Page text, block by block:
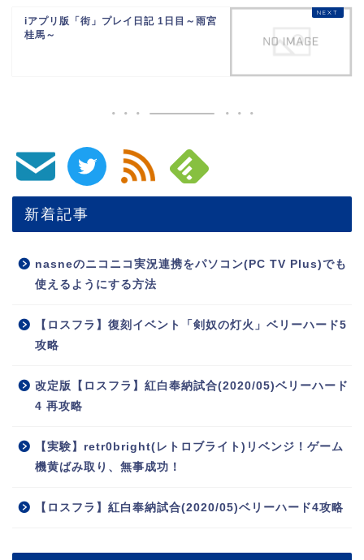
iアプリ版「街」プレイ日記 1日目～雨宮
桂馬～
新着記事
nasneのニコニコ実況連携をパソコン(PC TV Plus)でも
使えるようにする方法
【ロスフラ】復刻イベント「剣奴の灯火」ベリーハード5
攻略
改定版【ロスフラ】紅白奉納試合(2020/05)ベリーハード
4 再攻略
【実験】retr0bright(レトロブライト)リベンジ！ゲーム
機黄ばみ取り、無事成功！
【ロスフラ】紅白奉納試合(2020/05)ベリーハード4攻略